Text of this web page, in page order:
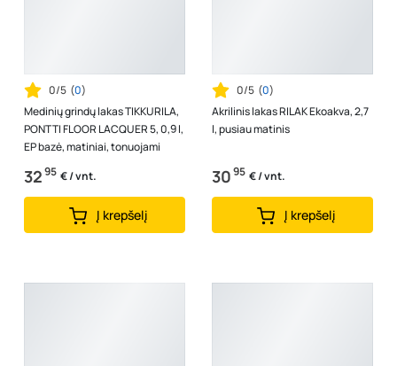
0/5 (0)
Medinių grindų lakas TIKKURILA,
PONTTI FLOOR LACQUER 5, 0,9 l,
EP bazė, matiniai, tonuojami
3295 € / vnt.
Į krepšelį
0/5 (0)
Akrilinis lakas RILAK Ekoakva, 2,7
l, pusiau matinis
3095 € / vnt.
Į krepšelį